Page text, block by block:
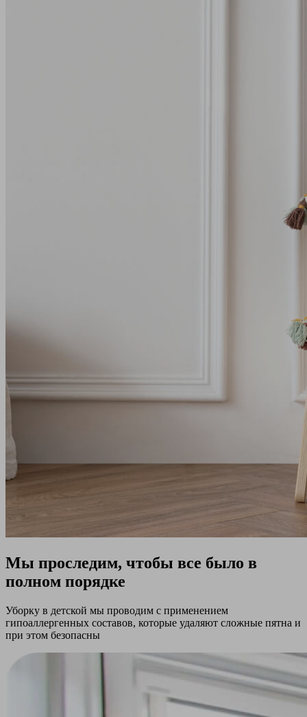
Мы проследим, чтобы все было в
полном порядке
Уборку в детской мы проводим с применением
гипоаллергенных составов, которые удаляют сложные пятна и
при этом безопасны